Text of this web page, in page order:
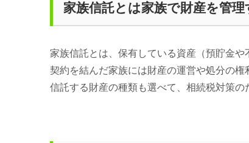
家族信託とは家族で財産を管
家族信託とは、保有している資産（預貯金
契約を結んだ家族には財産の運営や処分の
信託する財産の種類も選べて、相続税対策の